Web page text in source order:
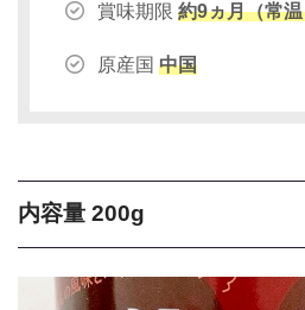
賞味期限 約9ヵ月（常
原産国 中国
内容量 200g